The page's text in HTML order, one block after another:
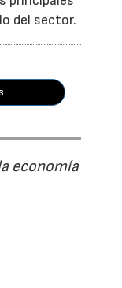
del sector.
economía